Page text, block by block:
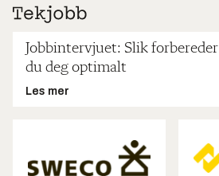
Jobbintervjuet: Slik forbereder
du deg optimalt
Les mer